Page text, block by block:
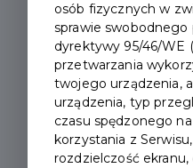
Login (E-mail / Mobile
osób fizycznych w
sprawie swobodnego
dyrektywy 95/46/WE
przetwarzania
twojego urządzenia,
urządzenia, typ
czasu spędzonego
korzystania z
rozdzielczość